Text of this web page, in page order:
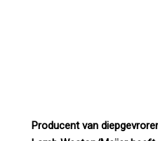
Producent van